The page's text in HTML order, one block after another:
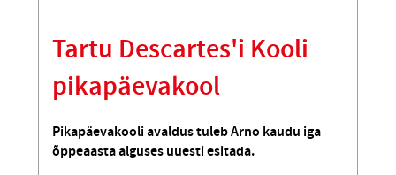
Tartu Descartes'i Kooli
pikapäevakool
Pikapäevakooli avaldus tuleb Arno kaudu iga
õppeaasta alguses uuesti esitada.